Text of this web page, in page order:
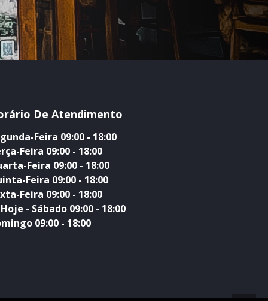
De Atendimento
Feira 09:00 - 18:00
Feira 09:00 - 18:00
Feira 09:00 - 18:00
Feira 09:00 - 18:00
Feira 09:00 - 18:00
- Sábado 09:00 - 18:00
09:00 - 18:00